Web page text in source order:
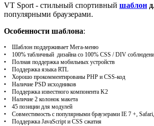
VT Sport - стильный спортивный шаблон
популярными браузерами.
Особенности шаблона:
• Шаблон поддерживает Мега-меню
• 100% табличный дизайна со 100% CSS / DIV
• Полная поддержка мобильных устройств
• Поддержка языка RTL
• Хорошо прокомментированы PHP и CSS-код
• Наличие PSD исходников
• Поддержка известного компонента K2
• Наличие 2 колонок макета
• 45 позиции для модулей
• Совместимость с популярными браузерами IE 7 +,
• Поддержка JavaScript и CSS сжатия